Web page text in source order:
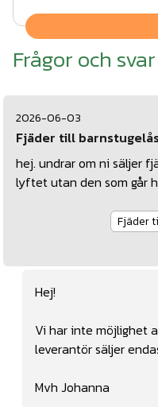
Frågor och svar
2026-06-03
Fjäder till
hej. undrar om ni säljer
lyftet utan den som går
Fjäder
Hej!
Vi har inte möjlighet
leverantör säljer
Mvh Johanna